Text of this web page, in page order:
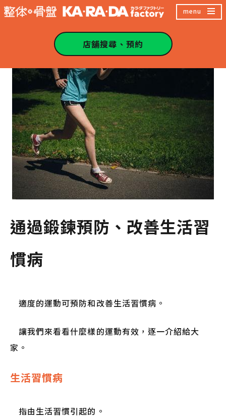
跳
容
menu
店舖搜尋、預約
通過鍛鍊預防、改善生活習
慣病
適度的運動可預防和改善生活習慣病。
讓我們來看看什麼樣的運動有效，逐一介紹給大
家。
生活習慣病
指由生活習慣引起的。